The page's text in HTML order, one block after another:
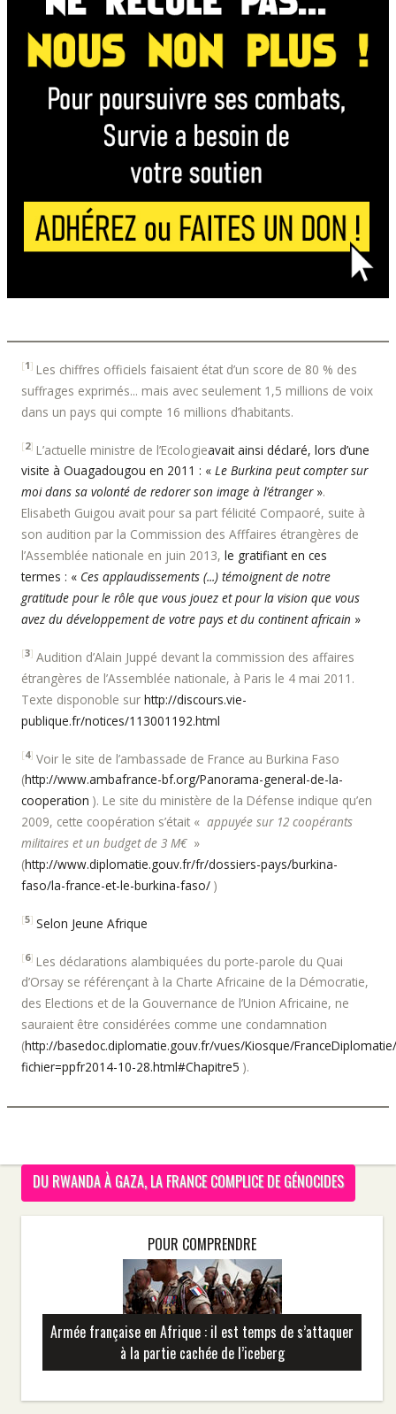
[1] Les chiffres officiels faisaient état d’un score de 80 % des
suffrages exprimés... mais avec seulement 1,5 millions de voix
dans un pays qui compte 16 millions d’habitants.
[2] L’actuelle ministre de l’Ecologieavait ainsi déclaré, lors d’une
visite à Ouagadougou en 2011 : « Le Burkina peut compter sur
moi dans sa volonté de redorer son image à l’étranger».
Elisabeth Guigou avait pour sa part félicité Compaoré, suite à
son audition par la Commission des Afffaires étrangères de
l’Assemblée nationale en juin 2013, le gratifiant en ces
termes : « Ces applaudissements (...) témoignent de notre
gratitude pour le rôle que vous jouez et pour la vision que vous
avez du développement de votre pays et du continent africain »
[3] Audition d’Alain Juppé devant la commission des affaires
étrangères de l’Assemblée nationale, à Paris le 4 mai 2011.
Texte disponoble sur http://discours.vie-
publique.fr/notices/113001192.html
[4] Voir le site de l’ambassade de France au Burkina Faso
(http://www.ambafrance-bf.org/Panorama-general-de-la-
cooperation ). Le site du ministère de la Défense indique qu’en
2009, cette coopération s’était « appuyée sur 12 coopérants
militaires et un budget de 3 M€ »
(http://www.diplomatie.gouv.fr/fr/dossiers-pays/burkina-
faso/la-france-et-le-burkina-faso/ )
[5] Selon Jeune Afrique
[6] Les déclarations alambiquées du porte-parole du Quai
d’Orsay se référençant à la Charte Africaine de la Démocratie,
des Elections et de la Gouvernance de l’Union Africaine, ne
sauraient être considérées comme une condamnation
(http://basedoc.diplomatie.gouv.fr/vues/Kiosque/
fichier=ppfr2014-10-28.html#Chapitre5 ).
DU RWANDA À GAZA, LA FRANCE COMPLICE DE GÉNOCIDES
POUR COMPRENDRE
Armée française en Afrique : il est temps de s’attaquer
à la partie cachée de l’iceberg